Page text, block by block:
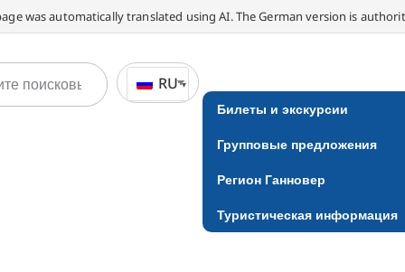
was automatically translated using AI. The German version is
RU
Билеты и экскурсии
Групповые предложения
Регион Ганновер
Туристическая информация